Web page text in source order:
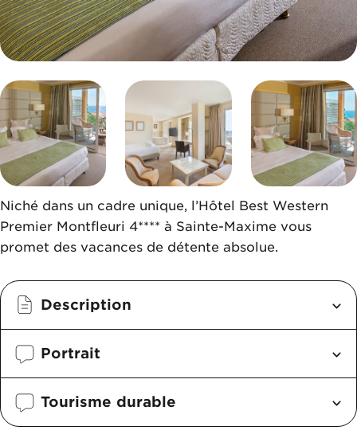
Niché dans un cadre unique, l’Hôtel Best Western
Premier Montfleuri 4**** à Sainte-Maxime vous
promet des vacances de détente absolue.
Description
Portrait
Tourisme durable